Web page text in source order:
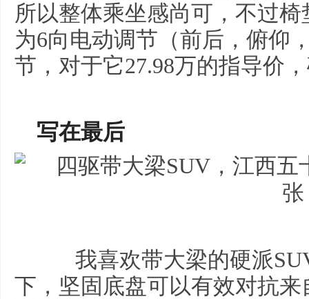
所以整体乘坐感尚可，不过
为6向电动调节（前后，俯仰
节，对于它27.98万的指导价
写在最后
我喜欢带大梁的硬派
下，坚固底盘可以有效对抗